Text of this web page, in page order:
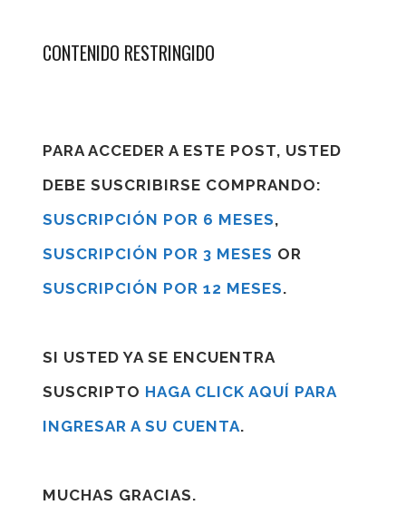
CONTENIDO RESTRINGIDO
PARA ACCEDER A ESTE POST, USTED
DEBE SUSCRIBIRSE COMPRANDO:
SUSCRIPCIÓN POR 6 MESES,
SUSCRIPCIÓN POR 3 MESES OR
SUSCRIPCIÓN POR 12 MESES.
SI USTED YA SE ENCUENTRA
SUSCRIPTO HAGA CLICK AQUÍ PARA
INGRESAR A SU CUENTA.
MUCHAS GRACIAS.